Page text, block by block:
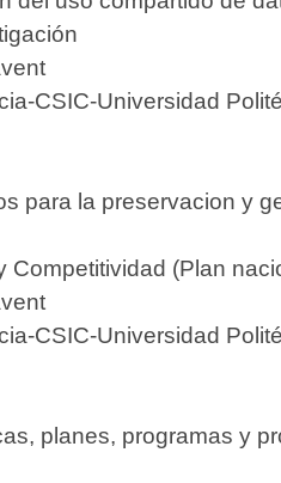
CSIC-Universidad
para la preservacion y
Competitividad (Plan
CSIC-Universidad
planes, programas y